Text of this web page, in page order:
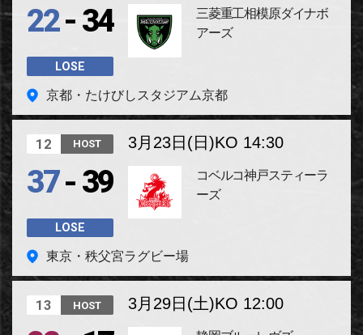
22- 34
LOSE
三菱重工相模原ダイナボ
アーズ
京都・たけびしスタジアム京都
12 HOST 3月23日(日)KO 14:30
37- 39
LOSE
コベルコ神戸スティーラ
ーズ
東京・秩父宮ラグビー場
13 HOST 3月29日(土)KO 12:00